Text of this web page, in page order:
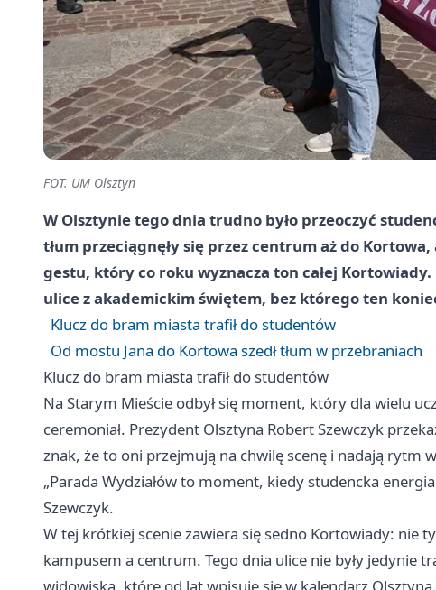
FOT. UM Olsztyn
W Olsztynie tego dnia trudno było przeoczyć
tłum przeciągnęły się przez centrum aż do
gestu, który co roku wyznacza ton całej Kortowiady.
ulice z akademickim świętem, bez którego ten
Klucz do bram miasta trafił do studentów
Od mostu Jana do Kortowa szedł tłum w przebraniach
Klucz do bram miasta trafił do studentów
Na Starym Mieście odbył się moment, który dla wielu
ceremoniał. Prezydent Olsztyna Robert Szewczyk
znak, że to oni przejmują na chwilę scenę i nadają rytm
„Parada Wydziałów to moment, kiedy studencka
Szewczyk.
W tej krótkiej scenie zawiera się sedno Kortowiady: nie
kampusem a centrum. Tego dnia ulice nie były jedynie